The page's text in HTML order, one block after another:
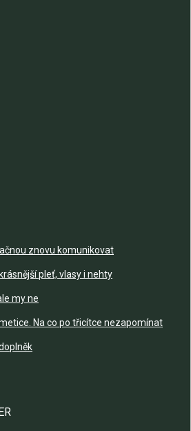
znovu komunikovat
pleť, vlasy i nehty
my ne
Na co po třicítce nezapomínat